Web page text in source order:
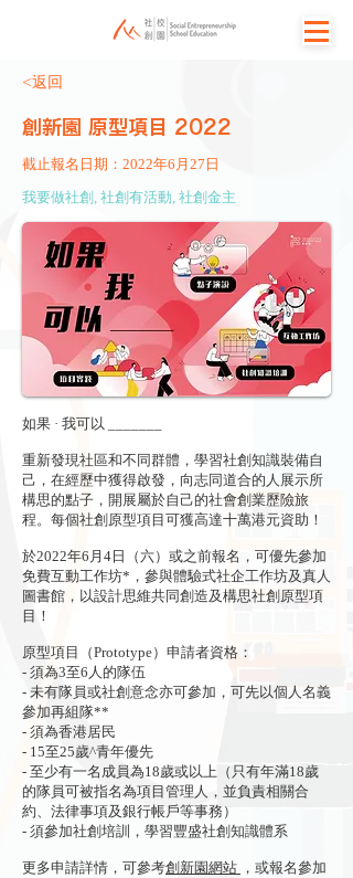
<返回
創新園 原型項目 2022
截止報名日期：2022年6月27日
我要做社創, 社創有活動, 社創金主
如果 · 我可以 _______
重新發現社區和不同群體，學習社創知識裝備自
己，在經歷中獲得啟發，向志同道合的人展示所
構思的點子，開展屬於自己的社會創業歷險旅
程。每個社創原型項目可獲高達十萬港元資助！
於2022年6月4日（六）或之前報名，可優先參加
免費互動工作坊*，參與體驗式社企工作坊及真人
圖書館，以設計思維共同創造及構思社創原型項
目！
原型項目（Prototype）申請者資格：
- 須為3至6人的隊伍
- 未有隊員或社創意念亦可參加，可先以個人名義
參加再組隊**
- 須為香港居民
- 15至25歲^青年優先
- 至少有一名成員為18歲或以上（只有年滿18歲
的隊員可被指名為項目管理人，並負責相關合
約、法律事項及銀行帳戶等事務）
- 須參加社創培訓，學習豐盛社創知識體系
更多申請詳情，可參考創新園網站
，或報名參加